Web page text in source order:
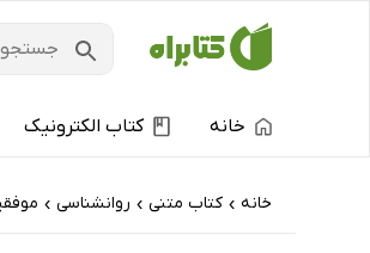
خانه کتاب الکترونیک
خانه › کتاب‌ متنی › روانشناسی ›